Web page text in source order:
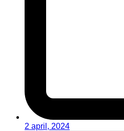
2 april, 2024